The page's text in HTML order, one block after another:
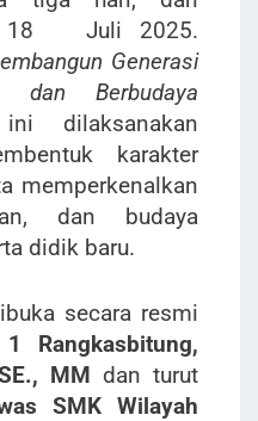
18 Juli 2025.
Generasi
dan Berbudaya
dilaksanakan
karakter
memperkenalkan
dan budaya
didik baru.
secara resmi
Rangkasbitung,
MM dan turut
SMK Wilayah